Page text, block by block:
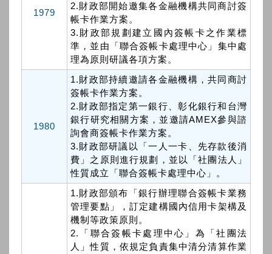
1979
2.財政部開始邀集各金融機構共同商討簽
帳卡作業方案。
3.財政部規劃建立國內簽帳卡之作業標
準，並由「聯合簽帳卡處理中心」集中處
理為原則研議各項方案。
1980
1.財政部持續邀請各金融機構，共同商討
簽帳卡作業方案。
2.財政部指定第一銀行、彰化銀行和台灣
銀行研究相關方案，並邀請AMEX參與諮
詢會商簽帳卡作業方案。
3.財政部研議以「一人一卡、先存款後消
費」之原則進行規劃，並以「社團法人」
性質成立「聯合簽帳卡處理中心」。
1.財政部頒布「銀行辦理聯合簽帳卡業務
管理要點」，訂定建構國內信用卡架構及
機制等政策原則。
2.「聯合簽帳卡處理中心」為「社團法
人」性質，依規定負責集中清分清算作業